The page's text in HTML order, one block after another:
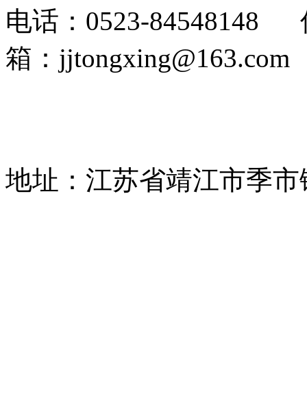
电话：0523-84548148
箱：jjtongxing@163.com
地址：江苏省靖江市季